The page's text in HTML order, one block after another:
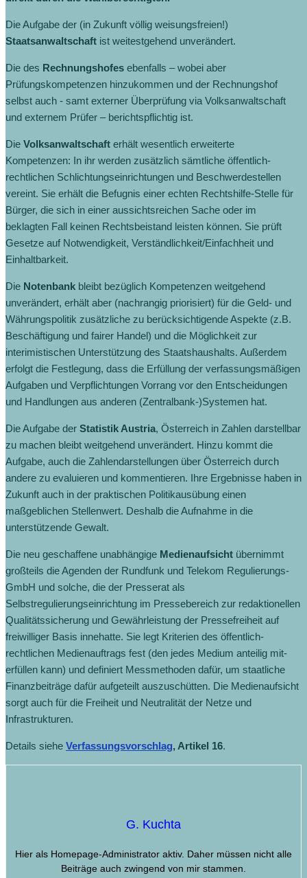
Die Aufgabe der (in Zukunft völlig weisungsfreien!)
Staatsanwaltschaft ist weitestgehend unverändert.
Die des Rechnungshofes ebenfalls – wobei aber
Prüfungskompetenzen hinzukommen und der Rechnungshof
selbst auch - samt externer Überprüfung via Volksanwaltschaft
und externem Prüfer – berichtspflichtig ist.
Die Volksanwaltschaft erhält wesentlich erweiterte
Kompetenzen: In ihr werden zusätzlich sämtliche öffentlich-
rechtlichen Schlichtungseinrichtungen und Beschwerdestellen
vereint. Sie erhält die Befugnis einer echten Rechtshilfe-Stelle für
Bürger, die sich in einer aussichtsreichen Sache oder im
beklagten Fall keinen Rechtsbeistand leisten können. Sie prüft
Gesetze auf Notwendigkeit, Verständlichkeit/Einfachheit und
Einhaltbarkeit.
Die Notenbank bleibt bezüglich Kompetenzen weitgehend
unverändert, erhält aber (nachrangig priorisiert) für die Geld- und
Währungspolitik zusätzliche zu berücksichtigende Aspekte (z.B.
Beschäftigung und fairer Handel) und die Möglichkeit zur
interimistischen Unterstützung des Staatshaushalts. Außerdem
erfolgt die Festlegung, dass die Erfüllung der verfassungsmäßigen
Aufgaben und Verpflichtungen Vorrang vor den Entscheidungen
und Handlungen aus anderen (Zentralbank-)Systemen hat.
Die Aufgabe der Statistik Austria, Österreich in Zahlen darstellbar
zu machen bleibt weitgehend unverändert. Hinzu kommt die
Aufgabe, auch die Zahlendarstellungen über Österreich durch
andere zu evaluieren und kommentieren. Ihre Ergebnisse haben in
Zukunft auch in der praktischen Politikausübung einen
maßgeblichen Stellenwert. Deshalb die Aufnahme in die
unterstützende Gewalt.
Die neu geschaffene unabhängige Medienaufsicht übernimmt
großteils die Agenden der Rundfunk und Telekom Regulierungs-
GmbH und solche, die der Presserat als
Selbstregulierungseinrichtung im Pressebereich zur redaktionellen
Qualitätssicherung und Gewährleistung der Pressefreiheit auf
freiwilliger Basis innehatte. Sie legt Kriterien des öffentlich-
rechtlichen Medienauftrags fest (den jedes Medium anteilig mit-
erfüllen kann) und definiert Messmethoden dafür, um staatliche
Finanzbeiträge dafür aufgeteilt auszuschütten. Die Medienaufsicht
sorgt auch für die Freiheit und Neutralität der Netze und
Infrastrukturen.
Details siehe Verfassungsvorschlag, Artikel 16.
G. Kuchta
Hier als Homepage-Administrator aktiv. Daher müssen nicht alle
Beiträge auch zwingend von mir stammen.